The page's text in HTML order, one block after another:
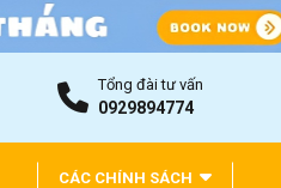
Tổng đài tư vấn
0929894774
CÁC CHÍNH SÁCH